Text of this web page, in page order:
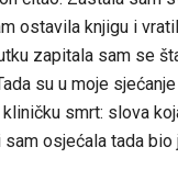
ostavila knjigu i
zapitala sam se
su u moje
smrt: slova
osjećala tada